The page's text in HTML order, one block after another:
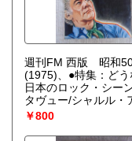
週刊FM 西版 昭和
(1975)、●特集：どう
日本のロック・シー
タヴュー/シャルル・
ヴール
￥800